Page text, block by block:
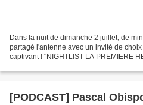
Dans la nuit de dimanche 2 juillet, de
partagé l'antenne avec un invité de
captivant ! "NIGHTLIST LA PREMIERE
[PODCAST] Pascal